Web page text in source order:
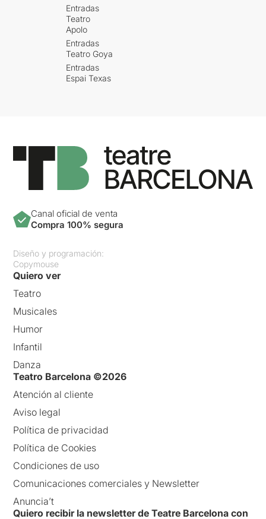
Entradas
Teatro
Apolo
Entradas
Teatro Goya
Entradas
Espai Texas
Canal oficial de venta
Compra 100% segura
Diseño y programación:
Copymouse
Quiero ver
Teatro
Musicales
Humor
Infantil
Danza
Teatro Barcelona ©2026
Atención al cliente
Aviso legal
Política de privacidad
Política de Cookies
Condiciones de uso
Comunicaciones comerciales y Newsletter
Anuncia’t
Quiero recibir la newsletter de Teatre Barcelona con